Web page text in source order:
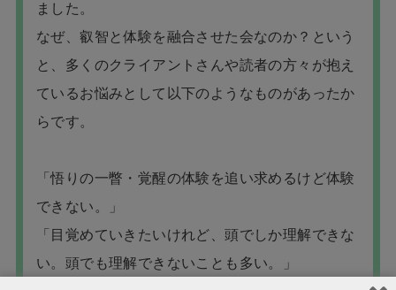
ました。
なぜ、叡智と体験を融合させた会なのか？という
と、多くのクライアントさんや読者の方々が抱え
ているお悩みとして以下のようなものがあったか
らです。
「悟りの一瞥・覚醒の体験を追い求めるけど体験
できない。」
「目覚めていきたいけれど、頭でしか理解できな
い。頭でも理解できないことも多い。」